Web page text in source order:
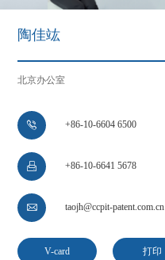
陶佳竑
北京办公室
 +86-10-6604 6500
 +86-10-6641 5678
 taojh@ccpit-patent.com.cn
V-card 打印